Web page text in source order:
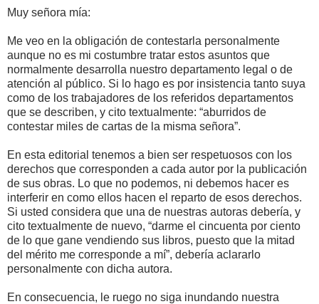
Muy señora mía:
Me veo en la obligación de contestarla personalmente
aunque no es mi costumbre tratar estos asuntos que
normalmente desarrolla nuestro departamento legal o de
atención al público. Si lo hago es por insistencia tanto suya
como de los trabajadores de los referidos departamentos
que se describen, y cito textualmente: “aburridos de
contestar miles de cartas de la misma señora”.
En esta editorial tenemos a bien ser respetuosos con los
derechos que corresponden a cada autor por la publicación
de sus obras. Lo que no podemos, ni debemos hacer es
interferir en como ellos hacen el reparto de esos derechos.
Si usted considera que una de nuestras autoras debería, y
cito textualmente de nuevo, “darme el cincuenta por ciento
de lo que gane vendiendo sus libros, puesto que la mitad
del mérito me corresponde a mí”, debería aclararlo
personalmente con dicha autora.
En consecuencia, le ruego no siga inundando nuestra